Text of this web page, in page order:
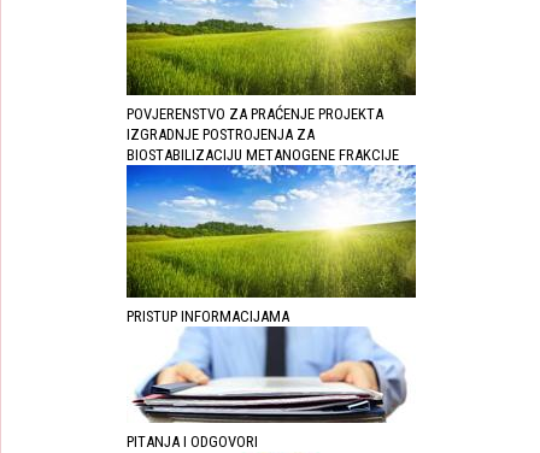
POVJERENSTVO ZA PRAĆENJE PROJEKTA
IZGRADNJE POSTROJENJA ZA
BIOSTABILIZACIJU METANOGENE FRAKCIJE
PRISTUP INFORMACIJAMA
PITANJA I ODGOVORI